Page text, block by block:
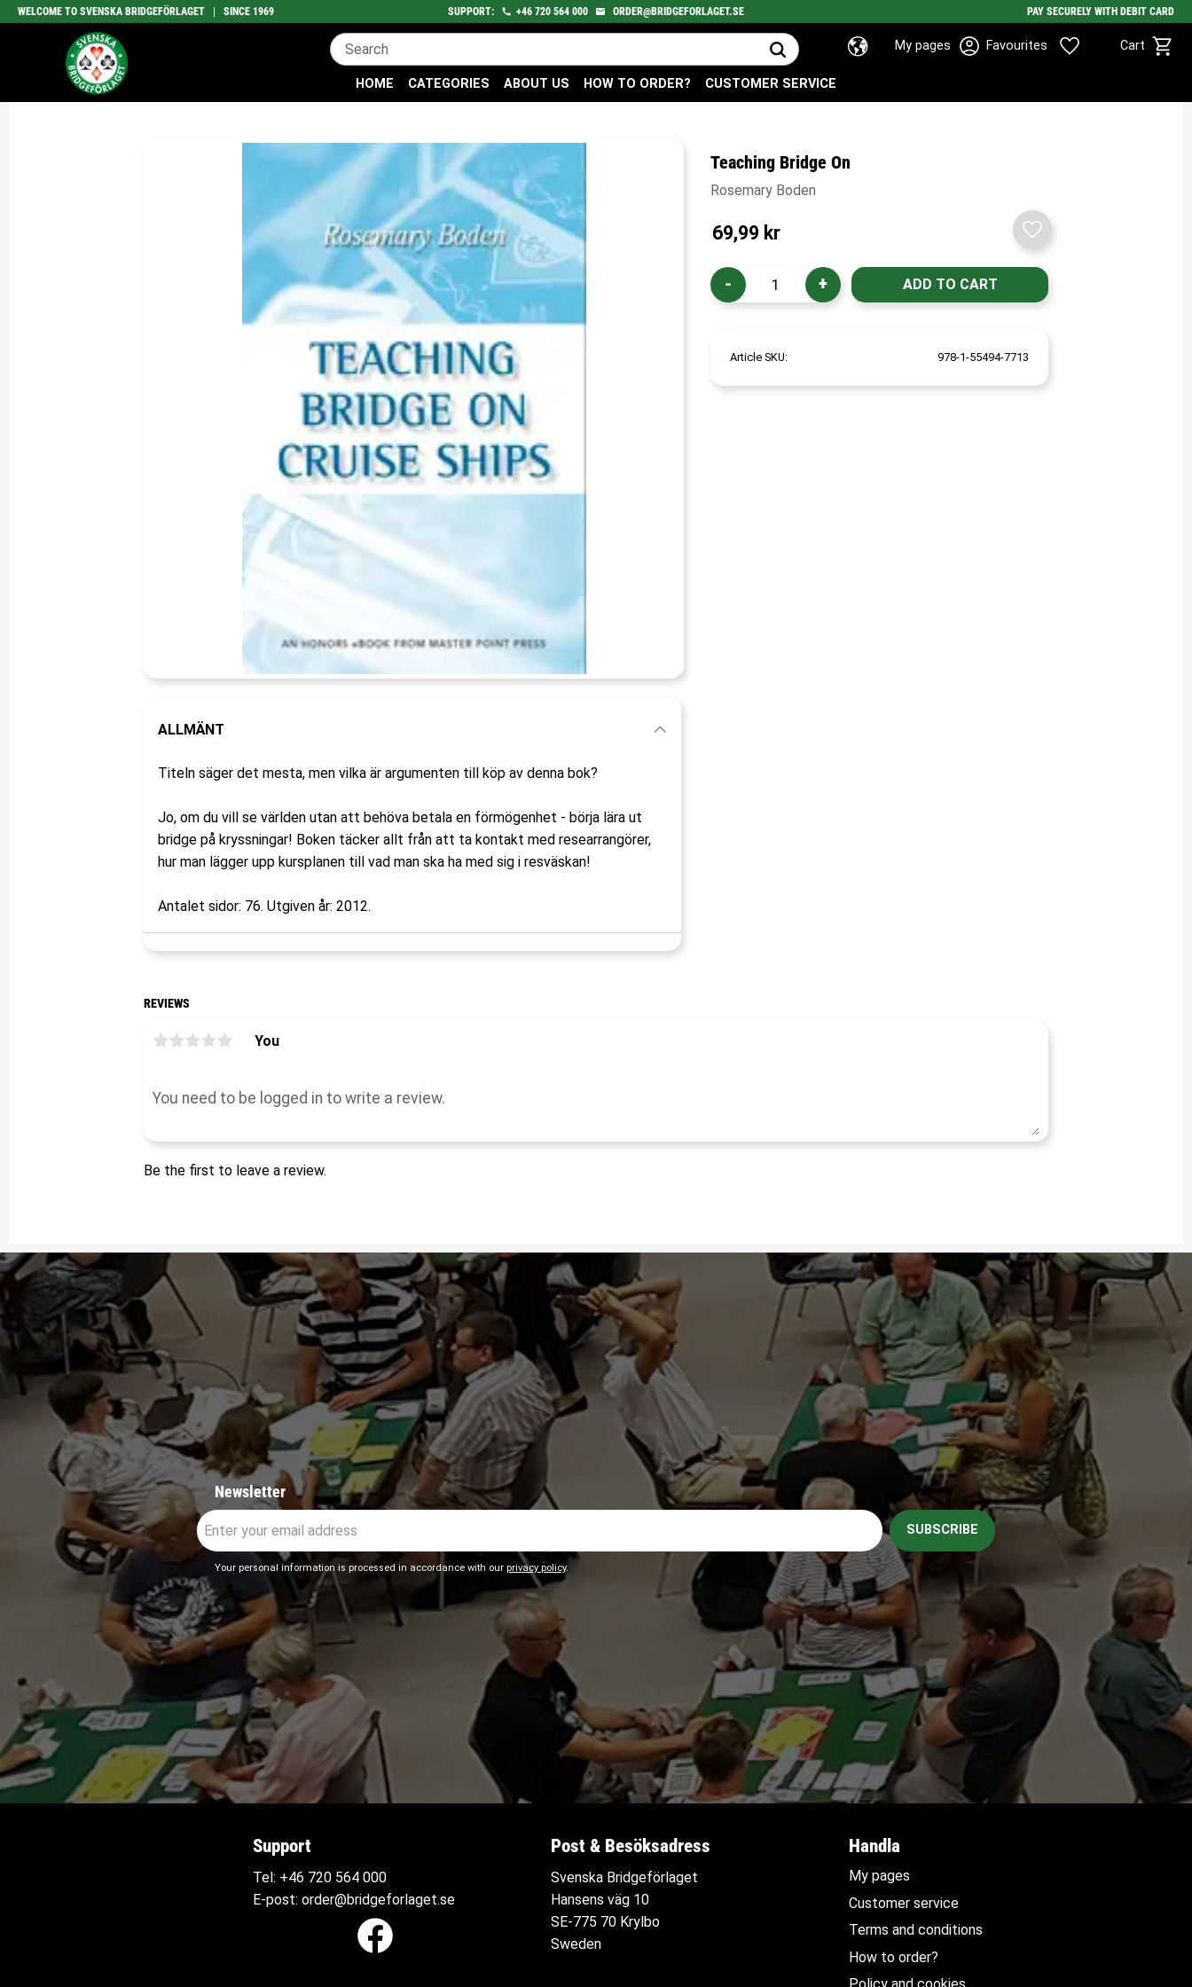
WELCOME TO SVENSKA BRIDGEFÖRLAGET | SINCE 1969 SUPPORT: +46 720 564 000 ORDER@BRIDGEFORLAGET.SE PAY SECURELY WITH DEBIT CARD
My pages Favourites Cart
Favorites Basket
HOME CATEGORIES ABOUT US HOW TO ORDER? CUSTOMER SERVICE
Teaching Bridge On
Rosemary Boden
69,99 kr
+
-
Add to favorites
Article SKU 978-1-55494-7713
ALLMÄNT
Titeln säger det mesta, men vilka är argumenten till köp av denna bok?
Jo, om du vill se världen utan att behöva betala en förmögenhet - börja lära ut
bridge på kryssningar! Boken täcker allt från att ta kontakt med researrangörer,
hur man lägger upp kursplanen till vad man ska ha med sig i resväskan!
Antalet sidor: 76. Utgiven år: 2012.
REVIEWS
You
Be the first to leave a review.
Newsletter
SUBSCRIBE
Your personal information is processed in accordance with our privacy policy.
Support
Tel: +46 720 564 000
E-post:order@bridgeforlaget.se
Post & Besöksadress
Svenska Bridgeförlaget
Hansens väg 10
SE-775 70 Krylbo
Sweden
Handla
My pages
Customer service
Terms and conditions
How to order?